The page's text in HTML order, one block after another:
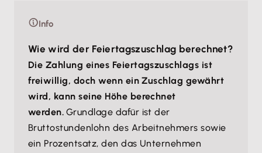
Info
Wie wird der Feiertagszuschlag berechnet?
Die Zahlung eines Feiertagszuschlags ist
freiwillig, doch wenn ein Zuschlag gewährt
wird, kann seine Höhe berechnet
werden. Grundlage dafür ist der
Bruttostundenlohn des Arbeitnehmers sowie
ein Prozentsatz, den das Unternehmen